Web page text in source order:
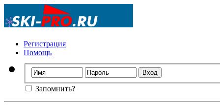
Регистрация
Помощь
Запомнить?